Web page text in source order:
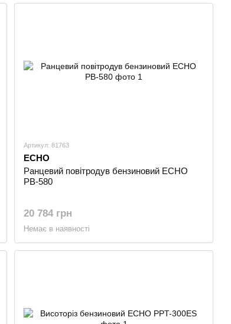
Артикул: 81763
ECHO
Ранцевий повітродув бензиновий ECHO
PB-580
20 784 грн
Немає в наявності